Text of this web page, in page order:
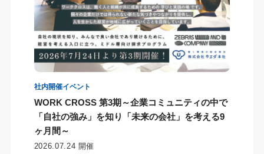
社内開催イベント
WORK CROSS 第3期～企業コミュニティの中で
「自社の強み」を知り「未来の会社」を考える9
ヶ月間～
2026.07.24 開催